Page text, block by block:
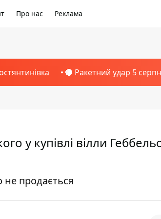
Про нас Реклама
🔴 Ракетний удар 5
у купівлі вілли
не продається